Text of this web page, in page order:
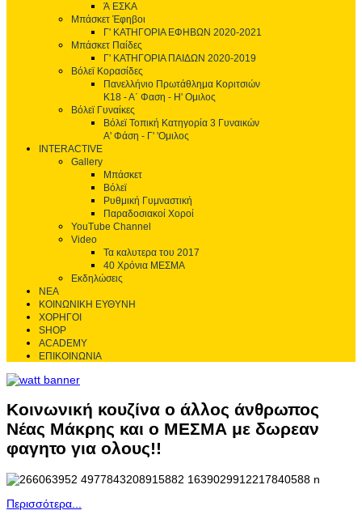
Ά ΕΣΚΑ
Μπάσκετ Έφηβοι
Γ' ΚΑΤΗΓΟΡΙΑ ΕΦΗΒΩΝ 2020-2021
Μπάσκετ Παίδες
Γ' ΚΑΤΗΓΟΡΙΑ ΠΑΙΔΩΝ 2020-2019
Βόλεϊ Κορασίδες
Πανελλήνιο Πρωτάθλημα Κοριτσιών
Κ18 - Α΄ Φαση - H' Ομιλος
Βόλεϊ Γυναίκες
Βόλεϊ Τοπική Κατηγορία 3 Γυναικών
Α' Φάση - Γ' 'Ομιλος
INTERACTIVE
Gallery
Μπάσκετ
Βόλεϊ
Ρυθμική Γυμναστική
Παραδοσιακοί Χοροί
YouTube Channel
Video
Τα καλυτερα του 2017
40 Χρόνια ΜΕΣΜΑ
Εκδηλώσεις
ΝΕΑ
ΚΟΙΝΩΝΙΚΗ ΕΥΘΥΝΗ
ΧΟΡΗΓΟΙ
SHOP
ACADEMY
ΕΠΙΚΟΙΝΩΝΙΑ
Κοινωνική κουζίνα ο άλλος άνθρωπος
Νέας Μάκρης και ο ΜΕΣΜΑ με δωρεαν
φαγητο για ολους!!
Περισσότερα...